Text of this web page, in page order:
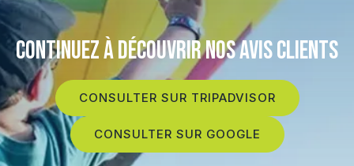
CONTINUEZ À DÉCOUVRIR NOS AVIS CLIENTS
CONSULTER SUR TRIPADVISOR
CONSULTER SUR GOOGLE